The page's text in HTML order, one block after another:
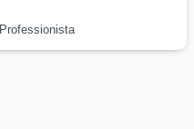
Professionista